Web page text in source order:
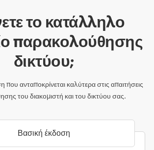
το κατάλληλο
παρακολούθησης
δικτύου;
που ανταποκρίνεται καλύτερα στις απαιτήσεις
του διακομιστή και του δικτύου σας.
Βασική έκδοση